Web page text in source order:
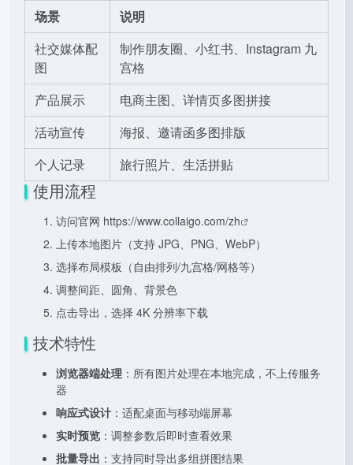
场景
说明
社交媒体配
图
制作朋友圈、小红书、Instagram 九
宫格
产品展示
电商主图、详情页多图拼接
活动宣传
海报、邀请函多图排版
个人记录
旅行照片、生活拼贴
使用流程
访问官网 https://www.collaigo.com/zh
上传本地图片（支持 JPG、PNG、WebP）
选择布局模板（自由排列/九宫格/网格等）
调整间距、圆角、背景色
点击导出，选择 4K 分辨率下载
技术特性
浏览器端处理 ：所有图片处理在本地完成，不上传服务
器
响应式设计 ：适配桌面与移动端屏幕
实时预览 ：调整参数后即时查看效果
批量导出 ：支持同时导出多组拼图结果